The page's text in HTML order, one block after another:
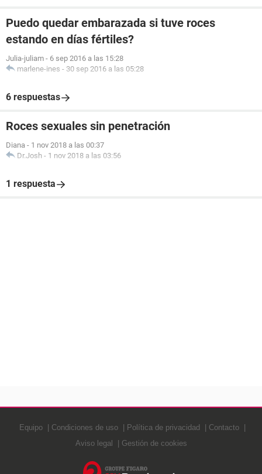
Puedo quedar embarazada si tuve roces
estando en días fértiles?
Julia-juliam - 6 sep 2016 a las 15:28
marlene-ines - 30 sep 2016 a las 05:28
6 respuestas
Roces sexuales sin penetración
Diana - 1 nov 2018 a las 00:37
Dr.Josh - 1 nov 2018 a las 03:56
1 respuesta
Equipo Condiciones de uso Política de privacidad
Contacto
Aviso legal
Gestión de cookies